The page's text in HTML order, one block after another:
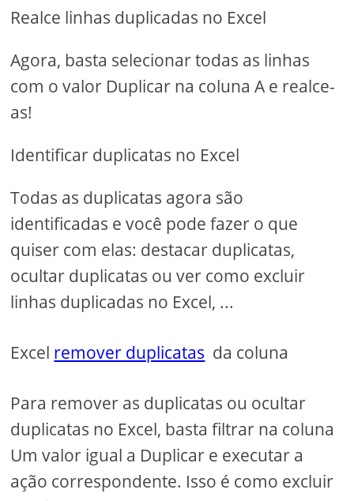
Realce linhas duplicadas no Excel
Agora, basta selecionar todas as linhas
com o valor Duplicar na coluna A e realce-
as!
Identificar duplicatas no Excel
Todas as duplicatas agora são
identificadas e você pode fazer o que
quiser com elas: destacar duplicatas,
ocultar duplicatas ou ver como excluir
linhas duplicadas no Excel, ...
Excel remover duplicatas da coluna
Para remover as duplicatas ou ocultar
duplicatas no Excel, basta filtrar na coluna
Um valor igual a Duplicar e executar a
ação correspondente. Isso é como excluir